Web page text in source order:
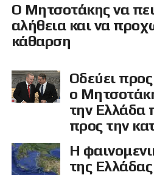
Ο Μητσοτάκης να
αλήθεια και να
κάθαρση
Οδεύει
ο
την Ελλάδα
προς την
Η
της Ελλάδας